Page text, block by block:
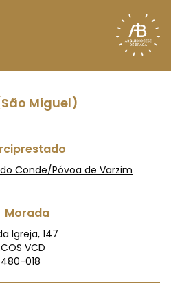
Miguel)
Conde/Póvoa de Varzim
Morada
Igreja, 147
VCD
018